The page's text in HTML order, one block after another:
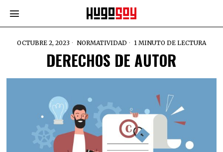
OCTUBRE 2, 2023 NORMATIVIDAD 1 MINUTO DE LECTURA
DERECHOS DE AUTOR